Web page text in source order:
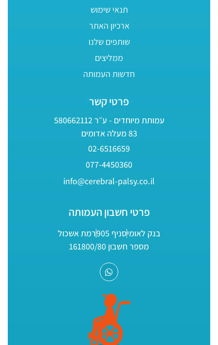
תנאי שימוש
ארכיון האתר
שותפים שלנו
ממליצים
חדשות העמותה
פרטי קשר
עמותת מיוחדים - ע״ר 580662112
83 מעלה אדומים
02-6516659
077-4450360
info@cerebral-palsy.co.il
פרטי חשבון העמותה
בנק לאומיסניף 905
רמת אשכול
מספר חשבון 161800/80